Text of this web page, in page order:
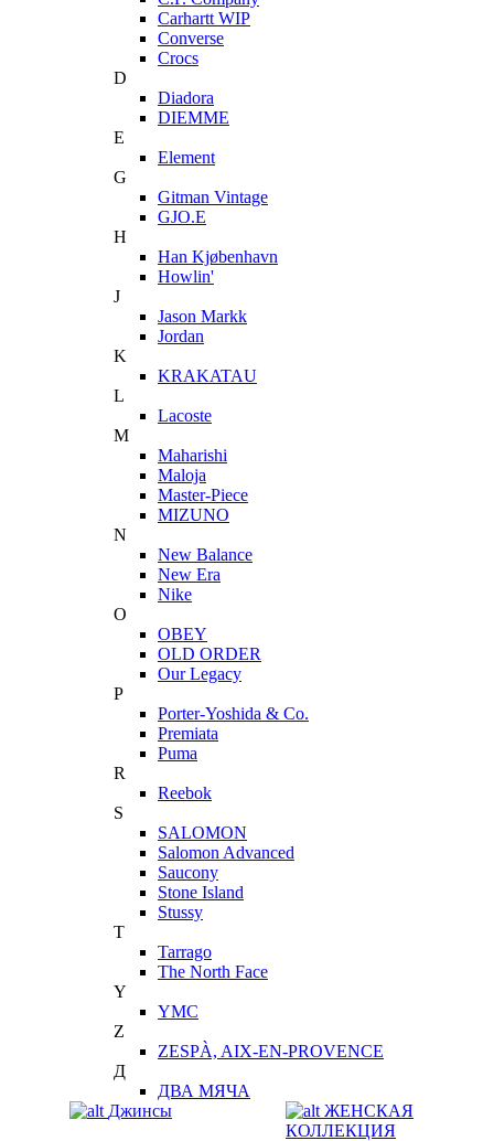
Carhartt WIP
Converse
Crocs
D
Diadora
DIEMME
E
Element
G
Gitman Vintage
GJO.E
H
Han Kjøbenhavn
Howlin'
J
Jason Markk
Jordan
K
KRAKATAU
L
Lacoste
M
Maharishi
Maloja
Master-Piece
MIZUNO
N
New Balance
New Era
Nike
O
OBEY
OLD ORDER
Our Legacy
P
Porter-Yoshida & Co.
Premiata
Puma
R
Reebok
S
SALOMON
Salomon Advanced
Saucony
Stone Island
Stussy
T
Tarrago
The North Face
Y
YMC
Z
ZESPÀ, AIX-EN-PROVENCE
Д
ДВА МЯЧА
Джинсы
ЖЕНСКАЯ
КОЛЛЕКЦИЯ